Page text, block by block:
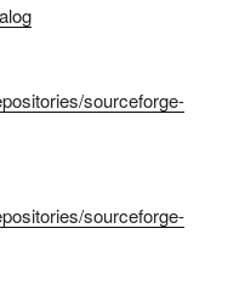
sourceforge-
sourceforge-